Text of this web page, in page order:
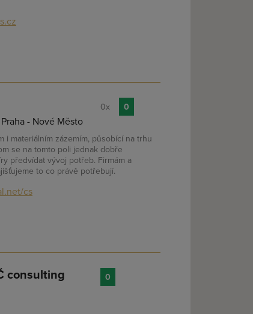
- Nové Město
materiálním zázemím, působící na trhu
se na tomto poli jednak dobře
předvídat vývoj potřeb. Firmám a
to co právě potřebují.
cs
0x 0
consulting
0